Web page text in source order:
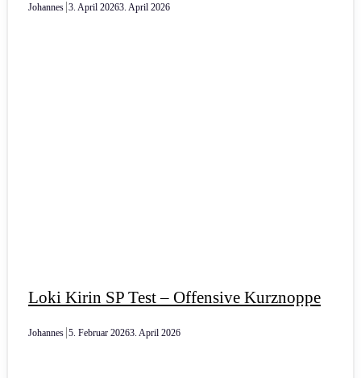
Johannes 3. April 20263. April 2026
Loki Kirin SP Test – Offensive Kurznoppe
Johannes 5. Februar 20263. April 2026